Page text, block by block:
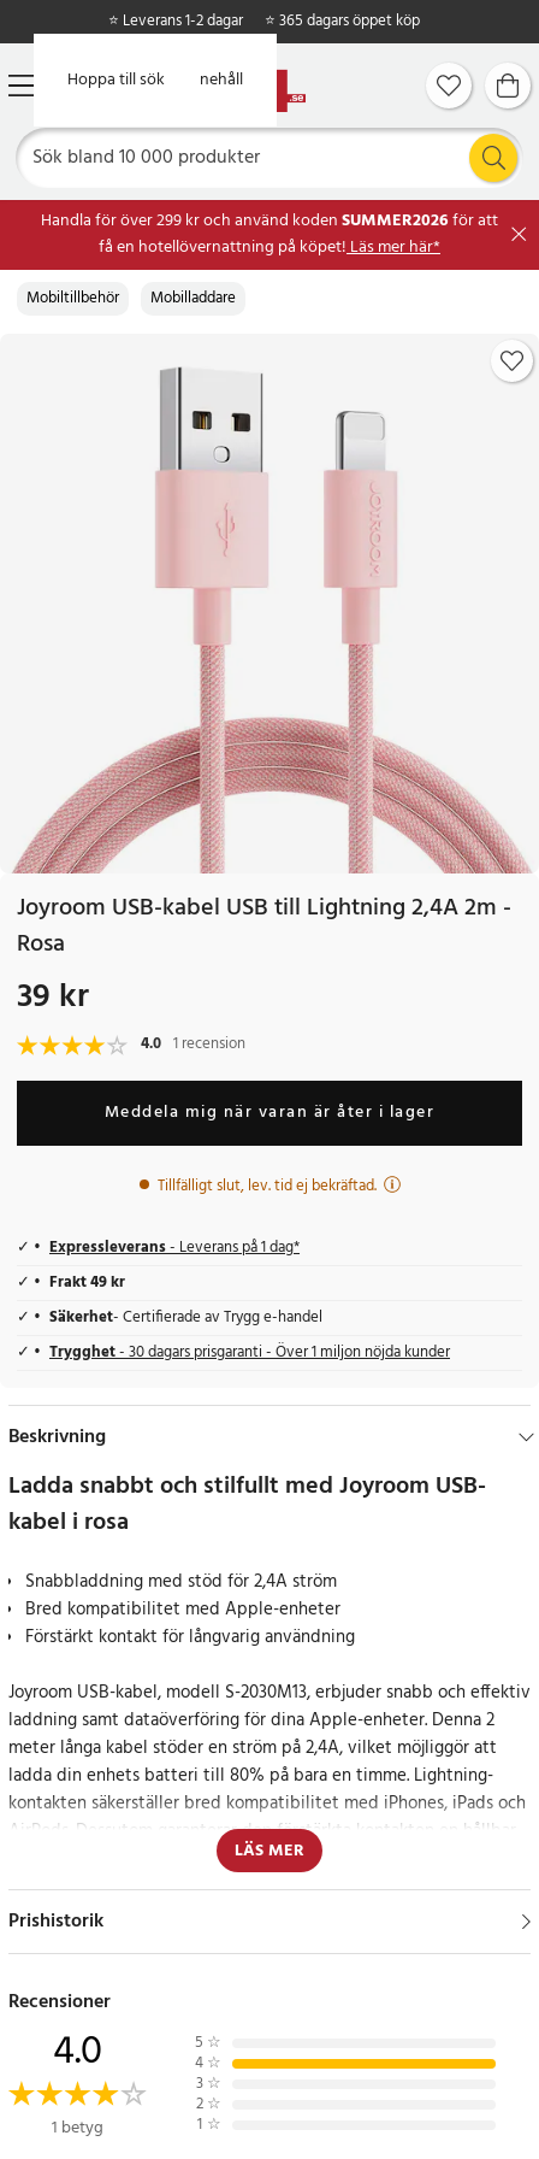
Hoppa till huvudinnehåll
Hoppa till sök
⭐ Leverans 1-2 dagar ⭐ 365 dagars öppet köp
Handla för över 299 kr och använd kodenSUMMER2026för att
få en hotellövernattning på köpet!Läs mer här*
Mobiltillbehör Mobilladdare
Joyroom USB-kabel USB till Lightning 2,4A 2m -
Rosa
Pris: 39 kr
39 kr
4.0 1 recension
Meddela mig när varan är åter i lager
Tillfälligt slut, lev. tid ej bekräftad.
Expressleverans- Leverans på 1 dag*
Frakt 49 kr
Säkerhet- Certifierade av Trygg e-handel
Trygghet- 30 dagars prisgaranti - Över 1 miljon nöjda kunder
Beskrivning
Ladda snabbt och stilfullt med Joyroom USB-
kabel i rosa
Snabbladdning med stöd för 2,4A ström
Bred kompatibilitet med Apple-enheter
Förstärkt kontakt för långvarig användning
Joyroom USB-kabel, modell S-2030M13, erbjuder snabb och effektiv
laddning samt dataöverföring för dina Apple-enheter. Denna 2
meter långa kabel stöder en ström på 2,4A, vilket möjliggör att
ladda din enhets batteri till 80% på bara en timme. Lightning-
kontakten säkerställer bred kompatibilitet med iPhones, iPads och
AirPods. Dessutom garanterar den förstärkta kontakten en hållbar
och säker passform i enhetens port.
Elegant och funktionell design
accessoar med sin moderna rosa färg och matchande färg på kabel
en flätad nylonmantel, vilket bidrar till både estetik och
hållbarhet.
Specifikation
LÄS MER
Prishistorik
Recensioner
4.0
1 betyg
5 ☆
4 ☆
3 ☆
2 ☆
1 ☆